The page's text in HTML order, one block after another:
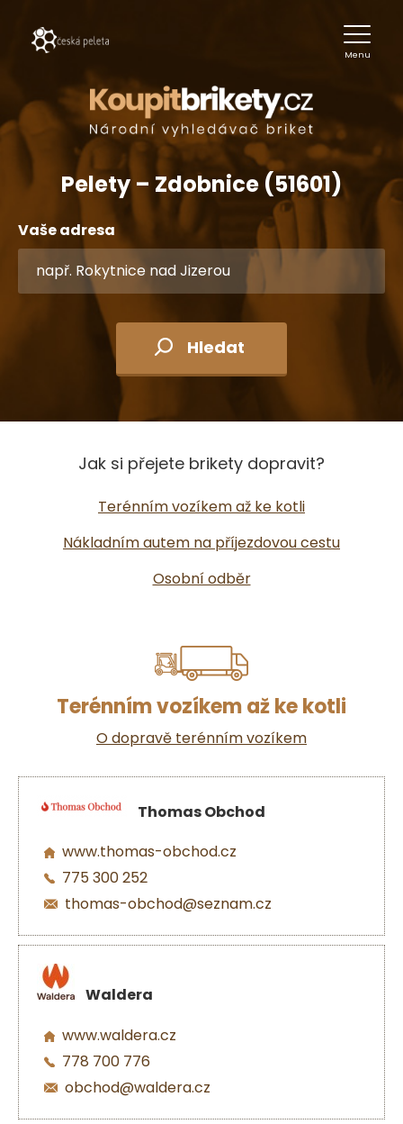
Menu
Pelety – Zdobnice (51601)
Vaše adresa
Hledat
Jak si přejete brikety dopravit?
Terénním vozíkem až ke kotli
Nákladním autem na příjezdovou cestu
Osobní odběr
Terénním vozíkem až ke kotli
O dopravě terénním vozíkem
Thomas Obchod
www.thomas-obchod.cz
775 300 252
thomas-obchod@seznam.cz
Waldera
www.waldera.cz
778 700 776
obchod@waldera.cz